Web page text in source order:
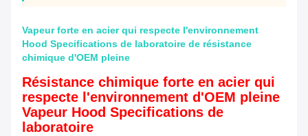
Vapeur forte en acier qui respecte l'environnement
Hood Specifications de laboratoire de résistance
chimique d'OEM pleine
Résistance chimique forte en acier qui
respecte l'environnement d'OEM pleine
Vapeur Hood Specifications de
laboratoire